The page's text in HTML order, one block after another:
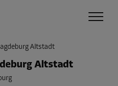
Altstadt
Altstadt